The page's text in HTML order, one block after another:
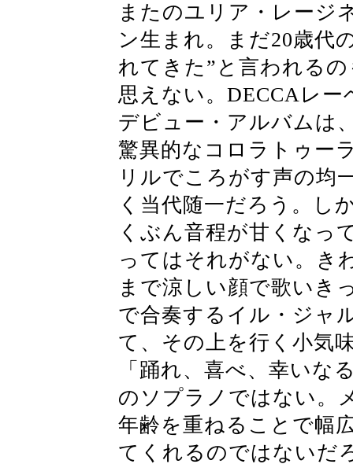
またのユリア・レージ
ン生まれ。まだ20歳代
れてきた”と言われる
思えない。DECCAレ
デビュー・アルバムは
驚異的なコロラトゥー
リルでころがす声の均
く当代随一だろう。し
くぶん音程が甘くなっ
ってはそれがない。き
まで涼しい顔で歌いき
で合奏するイル・ジャ
て、その上を行く小気
「踊れ、喜べ、幸いな
のソプラノではない。
年齢を重ねることで幅
てくれるのではないだ